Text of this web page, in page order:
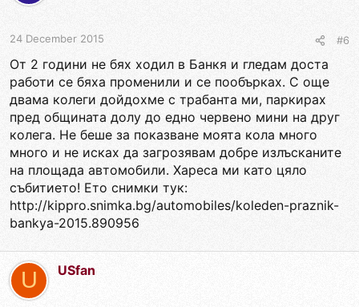
24 December 2015 #6
От 2 години не бях ходил в Банкя и гледам доста
работи се бяха променили и се пообърках. С още
двама колеги дойдохме с трабанта ми, паркирах
пред общината долу до едно червено мини на друг
колега. Не беше за показване моята кола много
много и не исках да загрозявам добре излъсканите
на площада автомобили. Хареса ми като цяло
събитието! Ето снимки тук:
http://kippro.snimka.bg/automobiles/koleden-praznik-
bankya-2015.890956
U USfan